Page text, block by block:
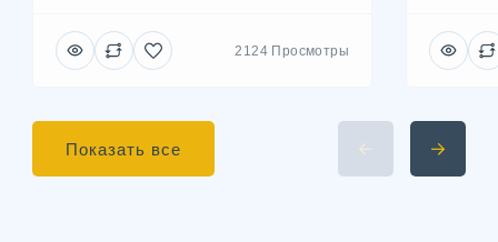
2124 Просмотры
Показать все